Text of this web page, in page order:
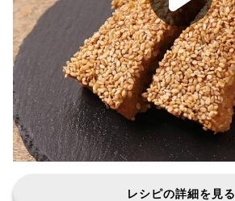
レシピの詳細を見る